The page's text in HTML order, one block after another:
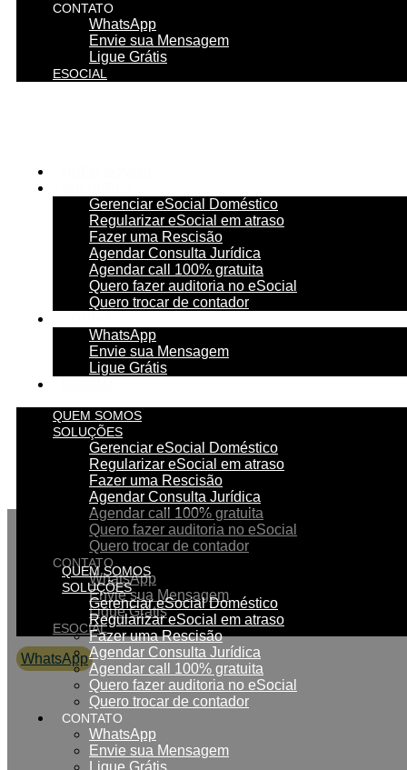
CONTATO
WhatsApp
Envie sua Mensagem
Ligue Grátis
ESOCIAL
Gerenciar eSocial Doméstico
Regularizar eSocial em atraso
Fazer uma Rescisão
Agendar Consulta Jurídica
Agendar call 100% gratuita
Quero fazer auditoria no eSocial
Quero trocar de contador
WhatsApp
Envie sua Mensagem
Ligue Grátis
QUEM SOMOS
SOLUÇÕES
Gerenciar eSocial Doméstico
Regularizar eSocial em atraso
Fazer uma Rescisão
Agendar Consulta Jurídica
Agendar call 100% gratuita
Quero fazer auditoria no eSocial
Quero trocar de contador
CONTATO
WhatsApp
Envie sua Mensagem
Ligue Grátis
ESOCIAL
WhatsApp
0800 007 2707
QUEM SOMOS
SOLUÇÕES
Gerenciar eSocial Doméstico
Regularizar eSocial em atraso
Fazer uma Rescisão
Agendar Consulta Jurídica
Agendar call 100% gratuita
Quero fazer auditoria no eSocial
Quero trocar de contador
CONTATO
WhatsApp
Envie sua Mensagem
Ligue Grátis